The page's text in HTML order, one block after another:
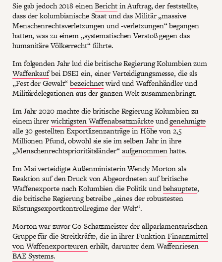
Sie gab jedoch 2018 einenBerichtin Auftrag, der feststellte,
dass der kolumbianische Staat und das Militär „massive
Menschenrechtsverletzungen und -verletzungen“ begangen
hatten, was zu einem „systematischen Verstoß gegen das
humanitäre Völkerrecht“ führte.
Im folgenden Jahr lud die britische Regierung Kolumbien zum
Waffenkaufbei DSEI ein, einer Verteidigungsmesse, die als
„Fest der Gewalt“bezeichnetwird und Waffenhändler und
Militärdelegationen aus der ganzen Welt zusammenbringt.
Im Jahr 2020 machte die britische Regierung Kolumbien zu
einem ihrerwichtigsten Waffenabsatzmärkteundgenehmigte
alle 30 gestellten Exportlizenzanträge in Höhe von 2,5
Millionen Pfund, obwohl sie sie im selben Jahr in ihre
„Menschenrechtsprioritätsländer“aufgenommenhatte.
Im Mai verteidigte Außenministerin Wendy Morton als
Reaktion auf den Druck von Abgeordneten auf britische
Waffenexporte nach Kolumbien die Politik undbehauptete,
die britische Regierung betreibe „eines der robustesten
Rüstungsexportkontrollregime der Welt“.
Morton war zuvor Co-Schatzmeister der allparlamentarischen
Gruppe für die Streitkräfte, die in ihrer FunktionFinanzmittel
von Waffenexporteurenerhält, darunter dem Waffenriesen
BAE Systems.